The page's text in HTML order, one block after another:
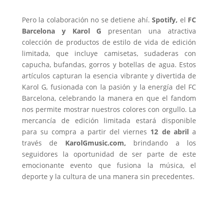
Pero la colaboración no se detiene ahí.Spotify, el FC
Barcelona y Karol G presentan una atractiva
colección de productos de estilo de vida de edición
limitada, que incluye camisetas, sudaderas con
capucha, bufandas, gorros y botellas de agua. Estos
artículos capturan la esencia vibrante y divertida de
Karol G, fusionada con la pasión y la energía del FC
Barcelona, celebrando la manera en que el fandom
nos permite mostrar nuestros colores con orgullo. La
mercancía de edición limitada estará disponible
para su compra a partir del viernes 12 de abrila
través de KarolGmusic.com, brindando a los
seguidores la oportunidad de ser parte de este
emocionante evento que fusiona la música, el
deporte y la cultura de una manera sin precedentes.